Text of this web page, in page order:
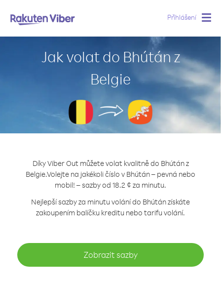
Přihlášení
Jak volat do Bhútán z
Belgie
Díky Viber Out můžete volat kvalitně do Bhútán z
Belgie.Volejte na jakékoli číslo v Bhútán – pevná nebo
mobil! – sazby od 18.2 ¢ za minutu.
Nejlepší sazby za minutu volání do Bhútán získáte
zakoupením balíčku kreditu nebo tarifu volání.
Zobrazit sazby